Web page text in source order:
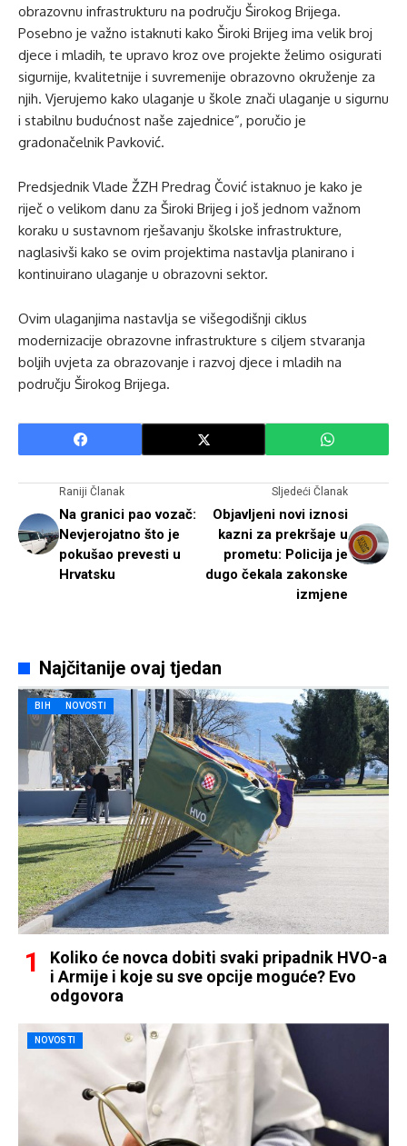
obrazovnu infrastrukturu na području Širokog Brijega.
Posebno je važno istaknuti kako Široki Brijeg ima velik broj
djece i mladih, te upravo kroz ove projekte želimo osigurati
sigurnije, kvalitetnije i suvremenije obrazovno okruženje za
njih. Vjerujemo kako ulaganje u škole znači ulaganje u sigurnu
i stabilnu budućnost naše zajednice”, poručio je
gradonačelnik Pavković.
Predsjednik Vlade ŽZH Predrag Čović istaknuo je kako je
riječ o velikom danu za Široki Brijeg i još jednom važnom
koraku u sustavnom rješavanju školske infrastrukture,
naglasivši kako se ovim projektima nastavlja planirano i
kontinuirano ulaganje u obrazovni sektor.
Ovim ulaganjima nastavlja se višegodišnji ciklus
modernizacije obrazovne infrastrukture s ciljem stvaranja
boljih uvjeta za obrazovanje i razvoj djece i mladih na
području Širokog Brijega.
Raniji Članak
Na granici pao vozač:
Nevjerojatno što je
pokušao prevesti u
Hrvatsku
Sljedeći Članak
Objavljeni novi iznosi
kazni za prekršaje u
prometu: Policija je
dugo čekala zakonske
izmjene
Najčitanije ovaj tjedan
BIH NOVOSTI
Koliko će novca dobiti svaki pripadnik HVO-a
i Armije i koje su sve opcije moguće? Evo
odgovora
NOVOSTI